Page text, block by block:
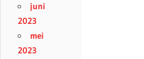
juni
2023
mei
2023